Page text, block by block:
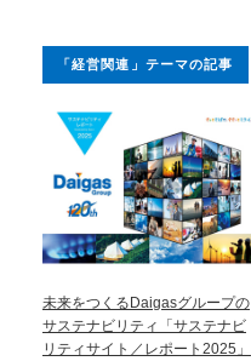
「経営関連」テーマの記事
未来をつくるDaigasグループの
サステナビリティ「サステナビ
リティサイト／レポート2025」